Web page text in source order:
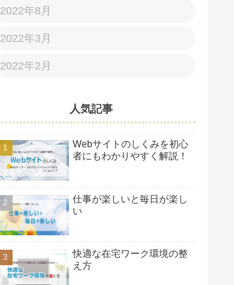
2022年8月
2022年3月
2022年2月
人気記事
Webサイトのしくみを初心
者にもわかりやすく解説！
仕事が楽しいと毎日が楽し
い
快適な在宅ワーク環境の整
え方